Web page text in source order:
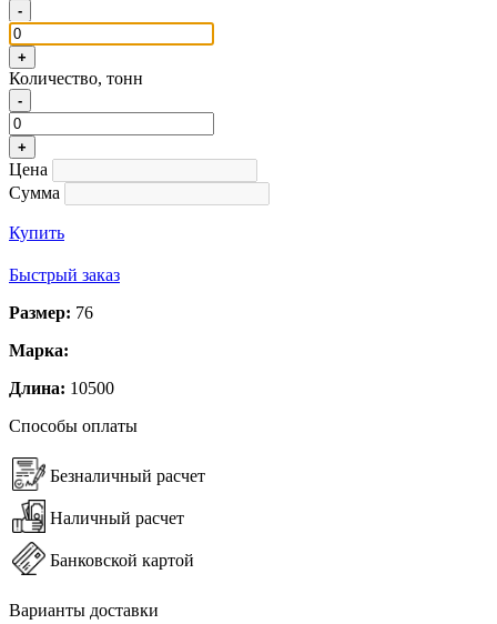
-
+
Количество, тонн
-
+
Цена
Сумма
Купить
Быстрый заказ
Размер: 76
Марка:
Длина: 10500
Способы оплаты
Безналичный расчет
Наличный расчет
Банковской картой
Варианты доставки